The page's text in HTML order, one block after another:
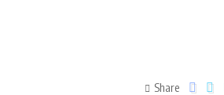
Share